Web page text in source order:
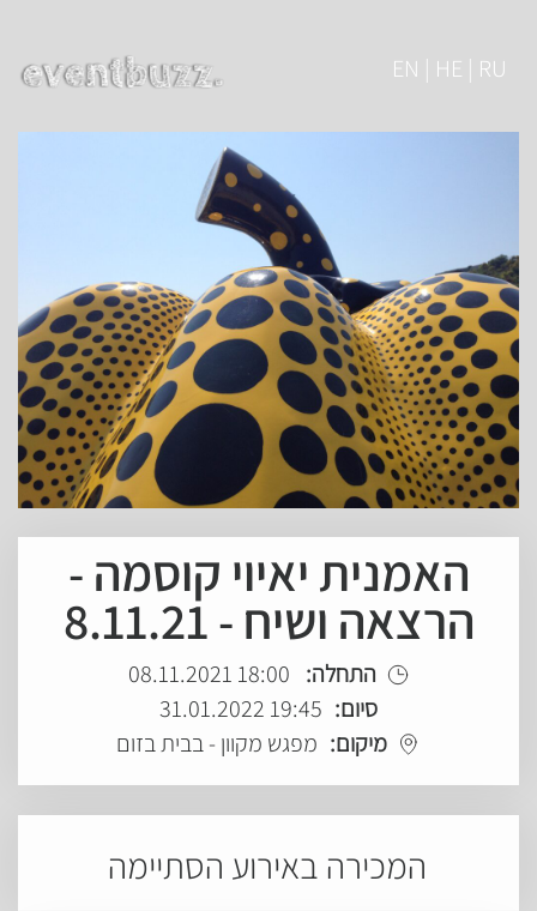
EN | HE | RU
האמנית יאיוי קוסמה -
הרצאה ושיח - 8.11.21
התחלה: 18:00 08.11.2021
סיום: 19:45 31.01.2022
מיקום: מפגש מקוון - בבית בזום
המכירה באירוע הסתיימה